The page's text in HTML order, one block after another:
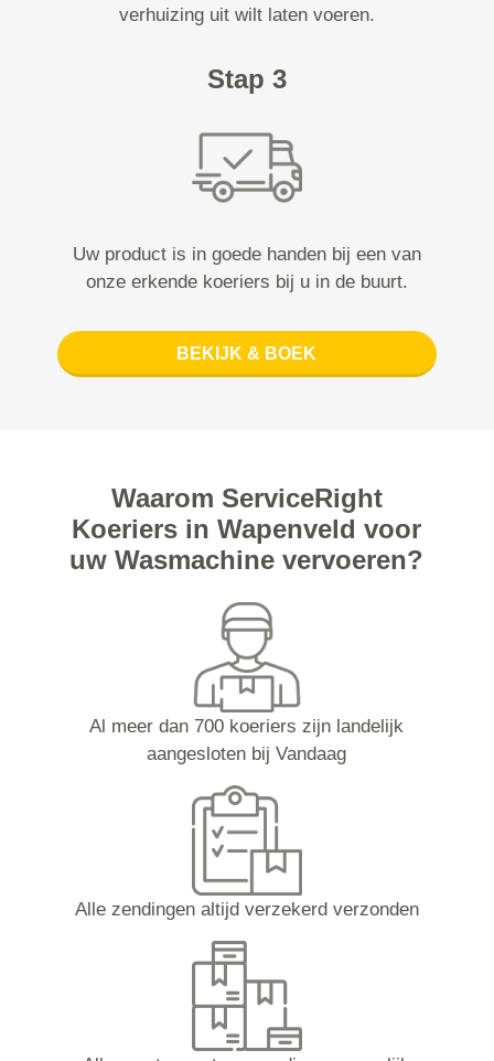
verhuizing uit wilt laten voeren.
Stap 3
Uw product is in goede handen bij een van
onze erkende koeriers bij u in de buurt.
BEKIJK & BOEK
Waarom ServiceRight
Koeriers in Wapenveld voor
uw Wasmachine vervoeren?
Al meer dan 700 koeriers zijn landelijk
aangesloten bij Vandaag
Alle zendingen altijd verzekerd verzonden